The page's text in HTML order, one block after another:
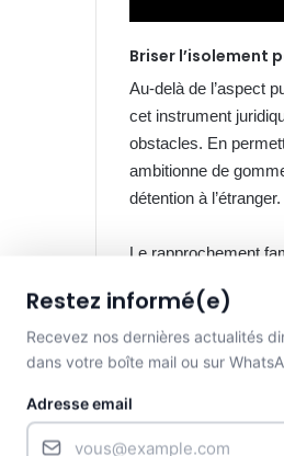
Briser l’isolement
Au-delà de l’aspect
cet instrument
obstacles. En
ambitionne de
détention à l’étranger.
Le rapprochement
estiment que
de récidive une fois
Une protection
Enfin, ce projet de
mécanisme de
prisonniers à
Restez informé(e)
Recevez nos dernières actualités
dans votre boîte mail ou sur
Adresse email